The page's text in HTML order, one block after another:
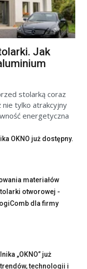
Jak
stolarką coraz
nie tylko atrakcyjny
energetyczna
OKNO już dostępny.
materiałów
otworowej -
dla firmy
„OKNO” już
technologii i